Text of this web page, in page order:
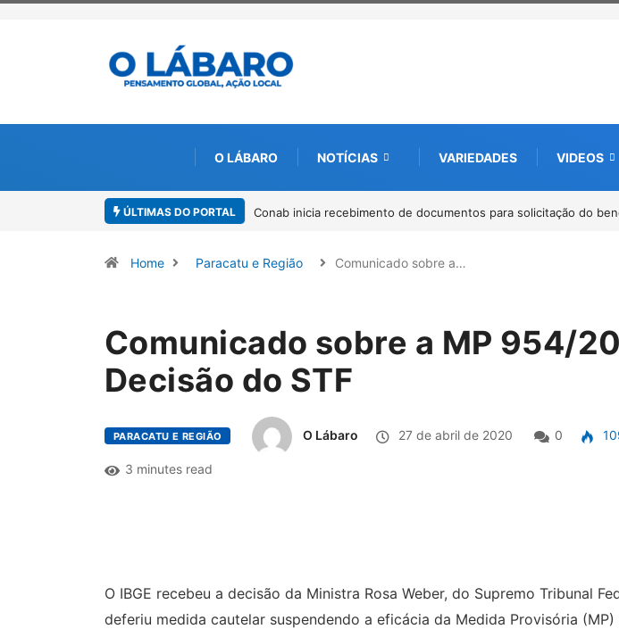
O LÁBARO NOTÍCIAS VARIEDADES VIDEOS
ÚLTIMAS DO PORTAL Conab inicia recebimento de documentos para solicitação do
Home Paracatu e Região Comunicado sobre a…
Comunicado sobre a MP 954/
Decisão do STF
PARACATU E REGIÃO O Lábaro 27 de abril de 2020 0
3 minutes read
O IBGE recebeu a decisão da Ministra Rosa Weber, do Supremo Tribunal
deferiu medida cautelar suspendendo a eficácia da Medida Provisória